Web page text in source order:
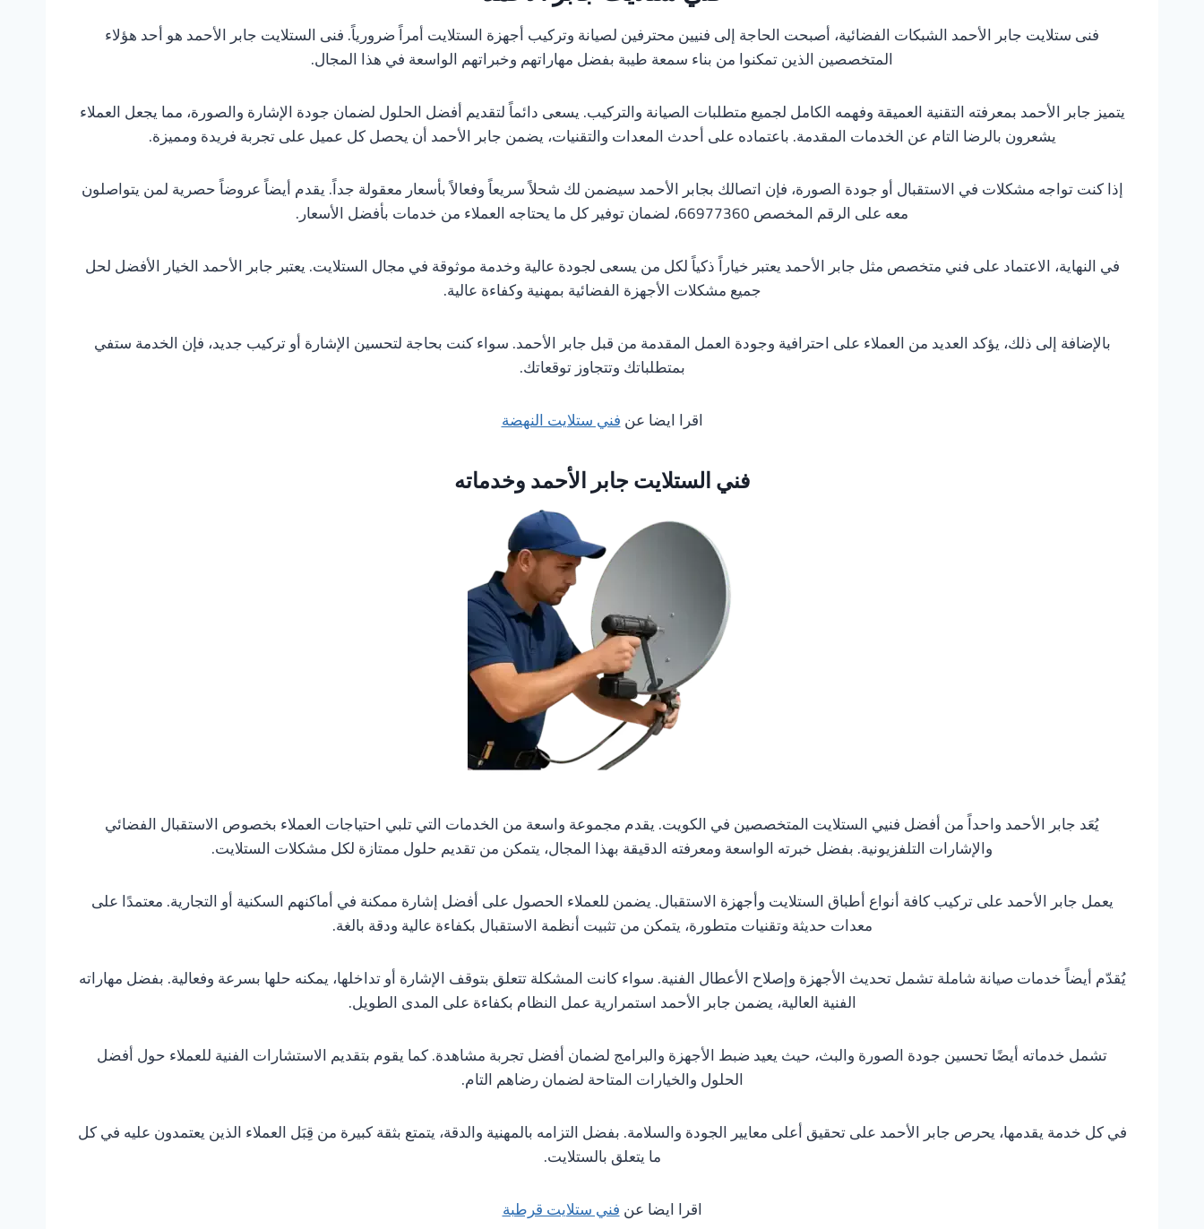
فنى ستلايت جابر الأحمد الشبكات الفضائية، أصبحت الحاجة إلى فنيين محترفين لصيانة وتركيب أجهزة الستلايت أمراً ضرورياً. فنى الستلايت جابر الأحمد هو أحد هؤلاء
المتخصصين الذين تمكنوا من بناء سمعة طيبة بفضل مهاراتهم وخبراتهم الواسعة في هذا المجال.
يتميز جابر الأحمد بمعرفته التقنية العميقة وفهمه الكامل لجميع متطلبات الصيانة والتركيب. يسعى دائماً لتقديم أفضل الحلول لضمان جودة الإشارة والصورة، مما يجعل العملاء
يشعرون بالرضا التام عن الخدمات المقدمة. باعتماده على أحدث المعدات والتقنيات، يضمن جابر الأحمد أن يحصل كل عميل على تجربة فريدة ومميزة.
إذا كنت تواجه مشكلات في الاستقبال أو جودة الصورة، فإن اتصالك بجابر الأحمد سيضمن لك شحلاً سريعاً وفعالاً بأسعار معقولة جداً. يقدم أيضاً عروضاً حصرية لمن يتواصلون
معه على الرقم المخصص 66977360، لضمان توفير كل ما يحتاجه العملاء من خدمات بأفضل الأسعار.
في النهاية، الاعتماد على فني متخصص مثل جابر الأحمد يعتبر خياراً ذكياً لكل من يسعى لجودة عالية وخدمة موثوقة في مجال الستلايت. يعتبر جابر الأحمد الخيار الأفضل لحل
جميع مشكلات الأجهزة الفضائية بمهنية وكفاءة عالية.
بالإضافة إلى ذلك، يؤكد العديد من العملاء على احترافية وجودة العمل المقدمة من قبل جابر الأحمد. سواء كنت بحاجة لتحسين الإشارة أو تركيب جديد، فإن الخدمة ستفي
بمتطلباتك وتتجاوز توقعاتك.
اقرا ايضا عنفني ستلايت النهضة
فني الستلايت جابر الأحمد وخدماته
يُعَد جابر الأحمد واحداً من أفضل فنيي الستلايت المتخصصين في الكويت. يقدم مجموعة واسعة من الخدمات التي تلبي احتياجات العملاء بخصوص الاستقبال الفضائي
والإشارات التلفزيونية. بفضل خبرته الواسعة ومعرفته الدقيقة بهذا المجال، يتمكن من تقديم حلول ممتازة لكل مشكلات الستلايت.
يعمل جابر الأحمد على تركيب كافة أنواع أطباق الستلايت وأجهزة الاستقبال. يضمن للعملاء الحصول على أفضل إشارة ممكنة في أماكنهم السكنية أو التجارية. معتمدًا على
معدات حديثة وتقنيات متطورة، يتمكن من تثبيت أنظمة الاستقبال بكفاءة عالية ودقة بالغة.
يُقدّم أيضاً خدمات صيانة شاملة تشمل تحديث الأجهزة وإصلاح الأعطال الفنية. سواء كانت المشكلة تتعلق بتوقف الإشارة أو تداخلها، يمكنه حلها بسرعة وفعالية. بفضل مهاراته
الفنية العالية، يضمن جابر الأحمد استمرارية عمل النظام بكفاءة على المدى الطويل.
تشمل خدماته أيضًا تحسين جودة الصورة والبث، حيث يعيد ضبط الأجهزة والبرامج لضمان أفضل تجربة مشاهدة. كما يقوم بتقديم الاستشارات الفنية للعملاء حول أفضل
الحلول والخيارات المتاحة لضمان رضاهم التام.
في كل خدمة يقدمها، يحرص جابر الأحمد على تحقيق أعلى معايير الجودة والسلامة. بفضل التزامه بالمهنية والدقة، يتمتع بثقة كبيرة من قِبَل العملاء الذين يعتمدون عليه في كل
ما يتعلق بالستلايت.
اقرا ايضا عنفني ستلايت قرطبة